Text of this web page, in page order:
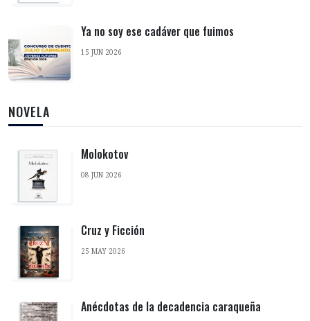
Ya no soy ese cadáver que fuimos
15 JUN 2026
NOVELA
Molokotov
08 JUN 2026
Cruz y Ficción
25 MAY 2026
Anécdotas de la decadencia caraqueña